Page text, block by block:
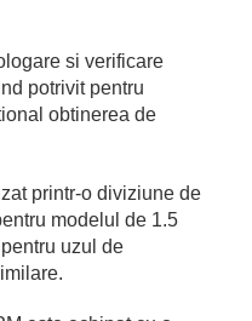
si verificare
potrivit pentru
obtinerea de
printr-o diviziune de
modelul de 1.5
uzul de